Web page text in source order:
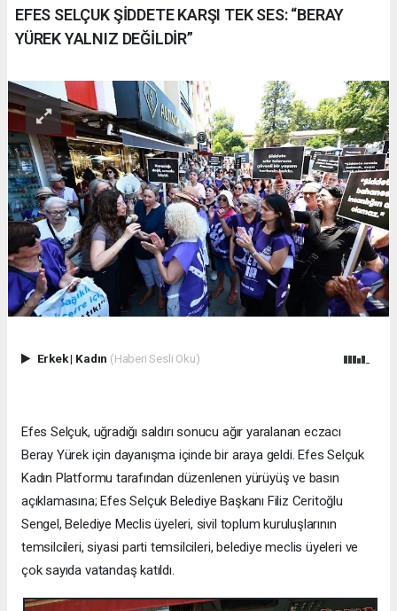
EFES SELÇUK ŞİDDETE KARŞI TEK SES: “BERAY
YÜREK YALNIZ DEĞİLDİR”
Erkek| Kadın (Haberi Sesli Oku)
Efes Selçuk, uğradığı saldırı sonucu ağır yaralanan eczacı
Beray Yürek için dayanışma içinde bir araya geldi. Efes Selçuk
Kadın Platformu tarafından düzenlenen yürüyüş ve basın
açıklamasına; Efes Selçuk Belediye Başkanı Filiz Ceritoğlu
Sengel, Belediye Meclis üyeleri, sivil toplum kuruluşlarının
temsilcileri, siyasi parti temsilcileri, belediye meclis üyeleri ve
çok sayıda vatandaş katıldı.